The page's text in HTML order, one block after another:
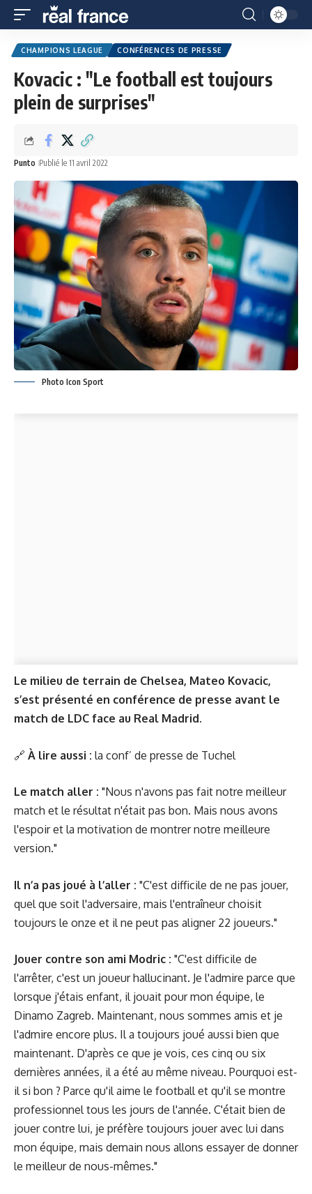
CHAMPIONS LEAGUE CONFÉRENCES DE PRESSE
Kovacic : "Le football est toujours
plein de surprises"
Punto Publié le 11 avril 2022
Photo Icon Sport
Le milieu de terrain de Chelsea, Mateo Kovacic,
s’est présenté en conférence de presse avant le
match de LDC face au Real Madrid.
🔗 À lire aussi : la conf’ de presse de Tuchel
Le match aller : "Nous n'avons pas fait notre meilleur
match et le résultat n'était pas bon. Mais nous avons
l'espoir et la motivation de montrer notre meilleure
version."
Il n’a pas joué à l’aller : "C'est difficile de ne pas jouer,
quel que soit l'adversaire, mais l'entraîneur choisit
toujours le onze et il ne peut pas aligner 22 joueurs."
Jouer contre son ami Modric : "C'est difficile de
l'arrêter, c'est un joueur hallucinant. Je l'admire parce que
lorsque j'étais enfant, il jouait pour mon équipe, le
Dinamo Zagreb. Maintenant, nous sommes amis et je
l'admire encore plus. Il a toujours joué aussi bien que
maintenant. D'après ce que je vois, ces cinq ou six
dernières années, il a été au même niveau. Pourquoi est-
il si bon ? Parce qu'il aime le football et qu'il se montre
professionnel tous les jours de l'année. C'était bien de
jouer contre lui, je préfère toujours jouer avec lui dans
mon équipe, mais demain nous allons essayer de donner
le meilleur de nous-mêmes."